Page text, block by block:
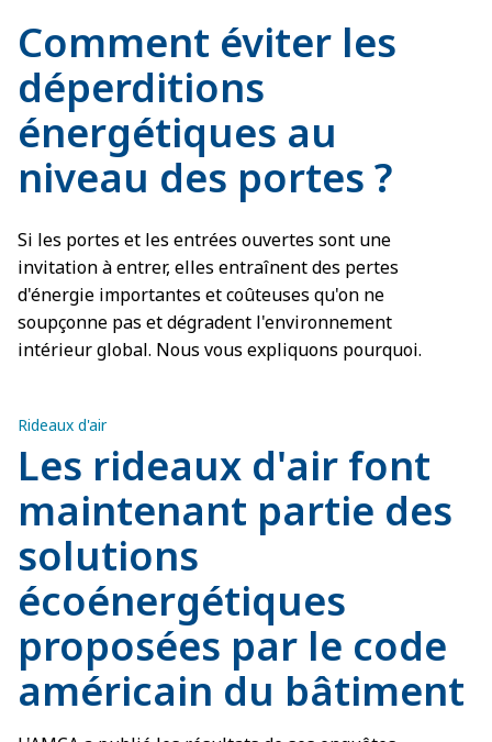
Comment éviter les
déperditions
énergétiques au
niveau des portes ?
Si les portes et les entrées ouvertes sont une
invitation à entrer, elles entraînent des pertes
d'énergie importantes et coûteuses qu'on ne
soupçonne pas et dégradent l'environnement
intérieur global. Nous vous expliquons pourquoi.
Rideaux d'air
Les rideaux d'air font
maintenant partie des
solutions
écoénergétiques
proposées par le code
américain du bâtiment